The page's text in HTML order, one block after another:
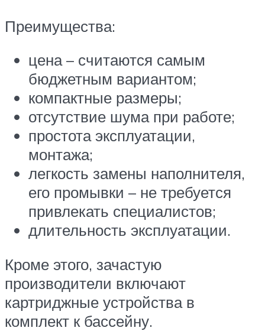
Преимущества:
цена – считаются самым
бюджетным вариантом;
компактные размеры;
отсутствие шума при работе;
простота эксплуатации,
монтажа;
легкость замены наполнителя,
его промывки – не требуется
привлекать специалистов;
длительность эксплуатации.
Кроме этого, зачастую
производители включают
картриджные устройства в
комплект к бассейну.